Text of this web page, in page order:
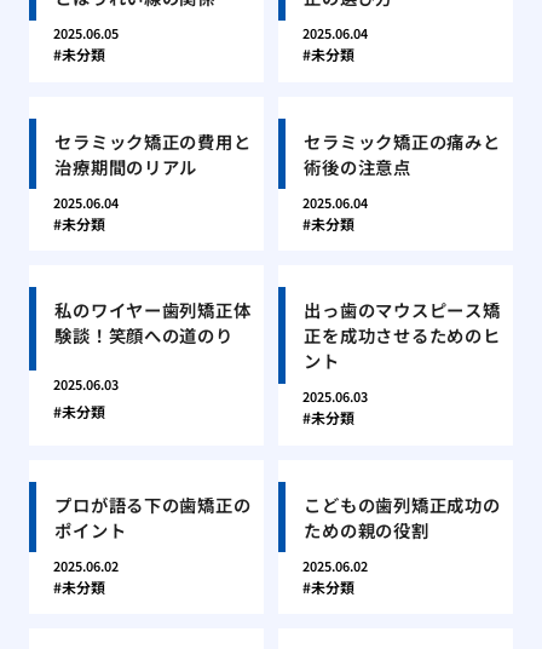
2025.06.05
未分類
2025.06.04
未分類
セラミック矯正の費用と
治療期間のリアル
2025.06.04
未分類
セラミック矯正の痛みと
術後の注意点
2025.06.04
未分類
私のワイヤー歯列矯正体
験談！笑顔への道のり
2025.06.03
未分類
出っ歯のマウスピース矯
正を成功させるためのヒ
ント
2025.06.03
未分類
プロが語る下の歯矯正の
ポイント
2025.06.02
未分類
こどもの歯列矯正成功の
ための親の役割
2025.06.02
未分類